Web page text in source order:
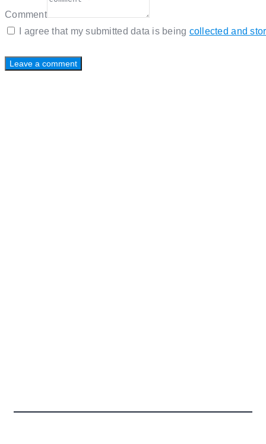
Comment
I agree that my submitted data is being collected and